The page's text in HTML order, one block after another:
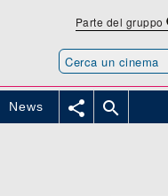
Parte del gruppo
News  